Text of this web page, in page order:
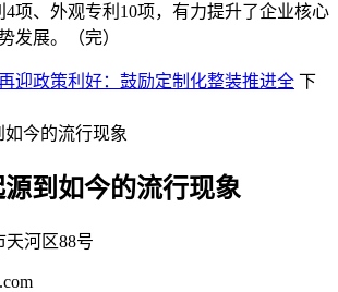
项、外观专利10项，有力提升了企业核心
发展。（完）
迎政策利好：鼓励定制化整装推进全 下
到如今的流行现象
天河区88号